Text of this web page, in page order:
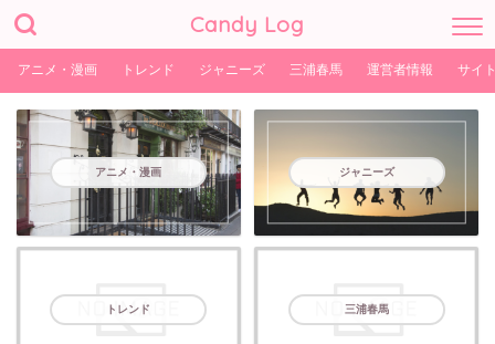
Candy Log
アニメ・漫画 トレンド ジャニーズ 三浦春馬 運営者情報 サイ
アニメ・漫画 ジャニーズ
トレンド 三浦春馬